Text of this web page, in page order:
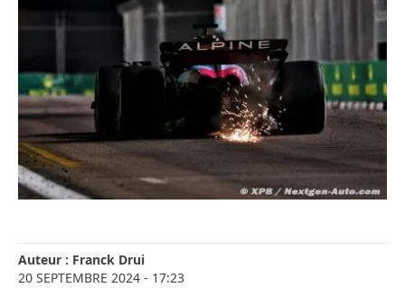
Auteur : Franck Drui
20 SEPTEMBRE 2024 - 17:23